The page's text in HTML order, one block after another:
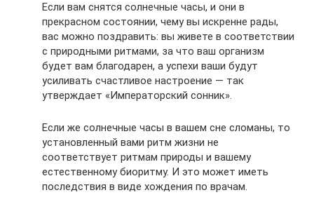
Если вам снятся солнечные часы, и они в
прекрасном состоянии, чему вы искренне рады,
вас можно поздравить: вы живете в соответствии
с природными ритмами, за что ваш организм
будет вам благодарен, а успехи ваши будут
усиливать счастливое настроение — так
утверждает «Императорский сонник».
Если же солнечные часы в вашем сне сломаны, то
установленный вами ритм жизни не
соответствует ритмам природы и вашему
естественному биоритму. И это может иметь
последствия в виде хождения по врачам.